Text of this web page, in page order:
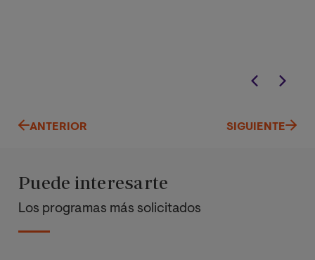
ANTERIOR SIGUIENTE
Puede interesarte
Los programas más solicitados